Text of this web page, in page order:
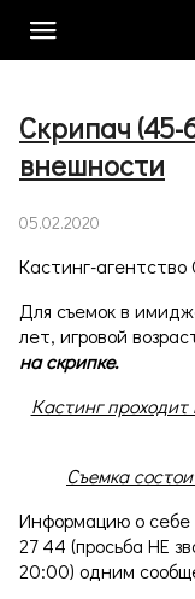
Скрипач (45-
внешности
05.02.2020
Кастинг-агентство
Для съемок в
лет, игровой
на скрипке.
Кастинг
Съемка
Информацию о себе
27 44 (просьба НЕ
20:00) одним